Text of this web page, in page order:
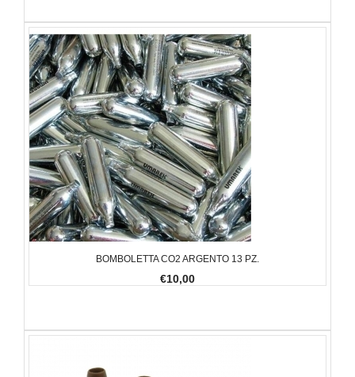
BOMBOLETTA CO2 ARGENTO 13 PZ.
€10,00